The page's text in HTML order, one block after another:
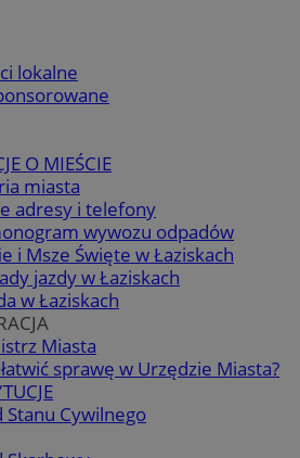
lokalne
O MIEŚCIE
miasta
adresy i telefony
wywozu odpadów
i Msze Święte w Łaziskach
jazdy w Łaziskach
w Łaziskach
Miasta
sprawę w Urzędzie Miasta?
Stanu Cywilnego